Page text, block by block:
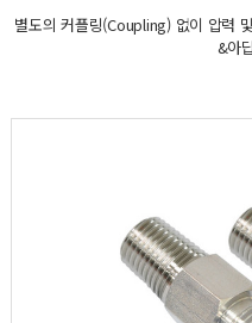
별도의 커플링(Coupling) 없이 압력
&아